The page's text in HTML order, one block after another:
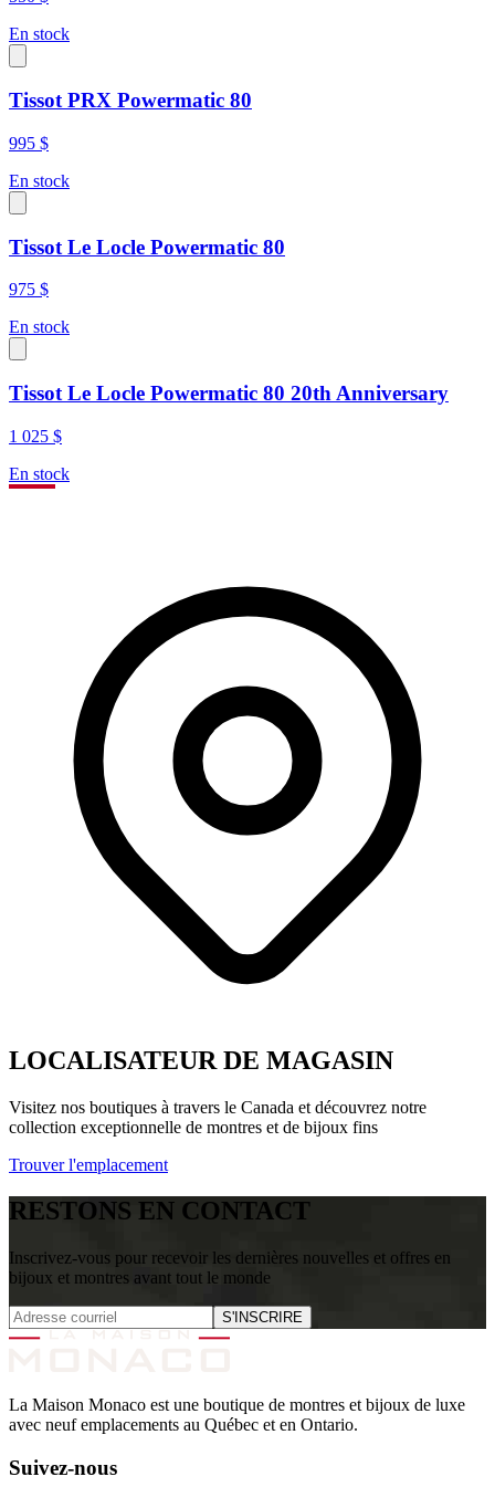
En stock
Tissot PRX Powermatic 80
995 $
En stock
Tissot Le Locle Powermatic 80
975 $
En stock
Tissot Le Locle Powermatic 80 20th Anniversary
1 025 $
En stock
LOCALISATEUR DE MAGASIN
Visitez nos boutiques à travers le Canada et découvrez notre
collection exceptionnelle de montres et de bijoux fins
Trouver l'emplacement
RESTONS EN CONTACT
Inscrivez-vous pour recevoir les dernières nouvelles et offres en
bijoux et montres avant tout le monde
S'INSCRIRE
La Maison Monaco est une boutique de montres et bijoux de luxe
avec neuf emplacements au Québec et en Ontario.
Suivez-nous